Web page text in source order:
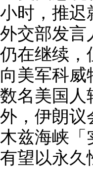
小时，推迟
外交部发言
仍在继续，
向美军科威
数名美国人
外，伊朗议
木兹海峡「
有望以永久